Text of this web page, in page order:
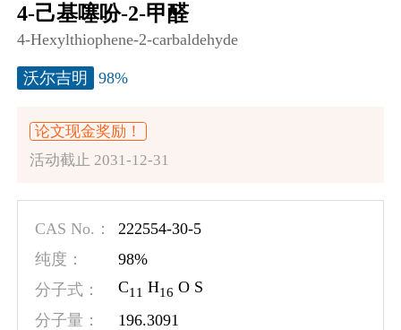
4-己基噻吩-2-甲醛
4-Hexylthiophene-2-carbaldehyde
沃尔吉明 98%
论文现金奖励！
活动截止 2031-12-31
CAS No.：
222554-30-5
纯度：
98%
分子式：
C1 1 H16 O S
分子量：
196.3091